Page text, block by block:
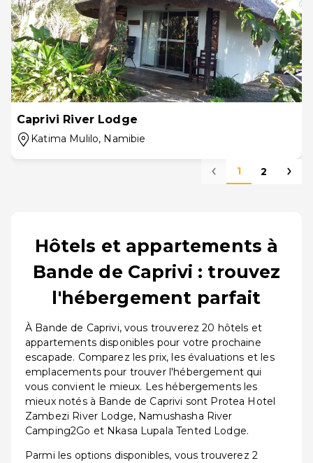
Caprivi River Lodge
Katima Mulilo, Namibie
1 2
Hôtels et appartements à
Bande de Caprivi : trouvez
l'hébergement parfait
À Bande de Caprivi, vous trouverez 20 hôtels et
appartements disponibles pour votre prochaine
escapade. Comparez les prix, les évaluations et les
emplacements pour trouver l'hébergement qui
vous convient le mieux. Les hébergements les
mieux notés à Bande de Caprivi sont Protea Hotel
Zambezi River Lodge, Namushasha River
Camping2Go et Nkasa Lupala Tented Lodge.
Parmi les options disponibles, vous trouverez 2